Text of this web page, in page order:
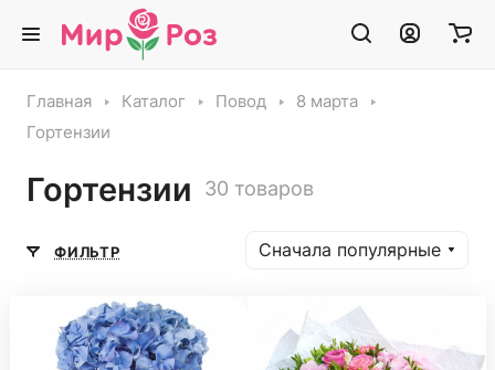
Главная Каталог Повод
8 марта
Гортензии
Гортензии 30 товаров
ФИЛЬТР Сначала популярные